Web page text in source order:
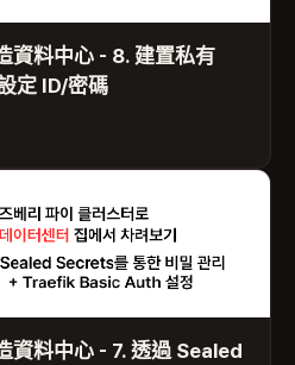
資料中心 - 8. 建置私有
定 ID/密碼
資料中心 - 7. 透過 Sealed